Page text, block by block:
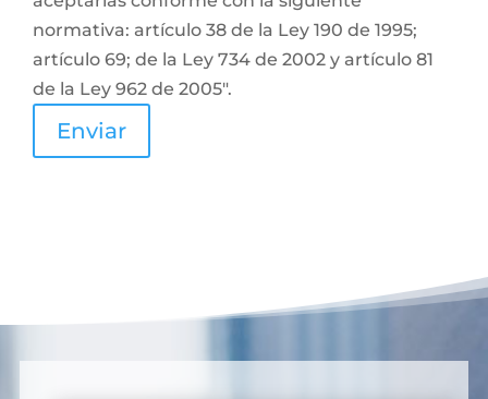
normativa: artículo 38 de la Ley 190 de 1995;
artículo 69; de la Ley 734 de 2002 y artículo 81
de la Ley 962 de 2005".
Enviar